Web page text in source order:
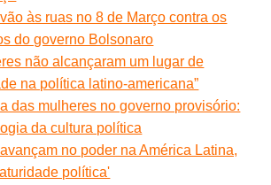
às ruas no 8 de Março contra os
do governo Bolsonaro
não alcançaram um lugar de
na política latino-americana”
das mulheres no governo provisório:
da cultura política
no poder na América Latina,
política'